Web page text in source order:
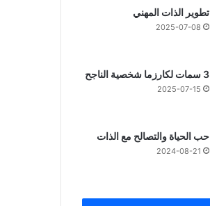
تطوير الذات المهني
2025-07-08
3 سمات لكارزما شخصية الناجح
2025-07-15
حب الحياة والتصالح مع الذات
2024-08-21